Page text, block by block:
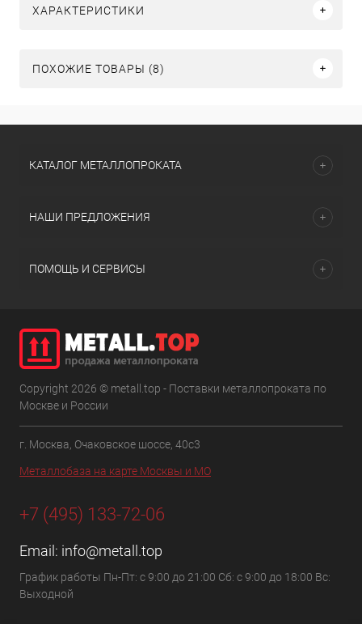
ХАРАКТЕРИСТИКИ
ПОХОЖИЕ ТОВАРЫ (8)
КАТАЛОГ МЕТАЛЛОПРОКАТА
НАШИ ПРЕДЛОЖЕНИЯ
ПОМОЩЬ И СЕРВИСЫ
Copyright 2026 © metall.top - Поставки металлопроката по
Москве и России
г. Москва, Очаковское шоссе, 40с3
Металлобаза на карте Москвы и МО
+7 (495) 133-72-06
Email: info@metall.top
График работы Пн-Пт: с 9:00 до 21:00 Сб: с 9:00 до 18:00 Вс:
Выходной